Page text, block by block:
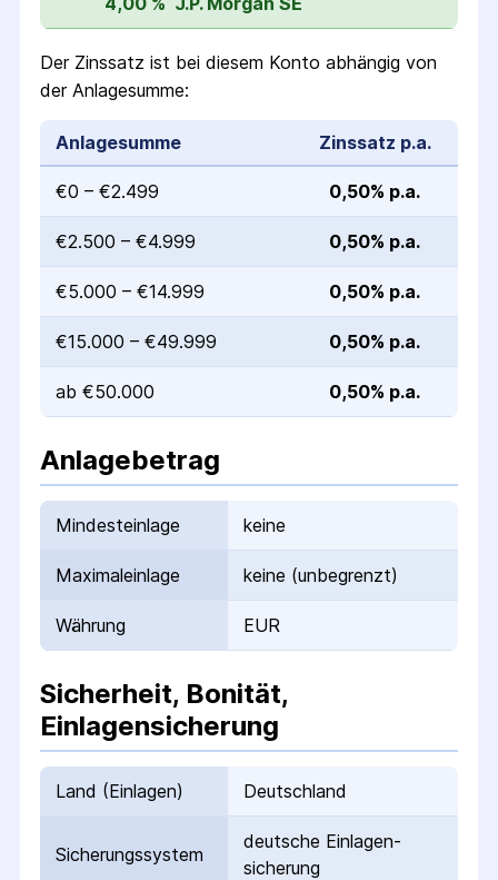
Der Zinssatz ist bei diesem Konto abhängig von
der Anlagesumme:
Anlagesumme Zinssatz p.a.
€0 – €2.499 0,50% p.a.
€2.500 – €4.999 0,50% p.a.
€5.000 – €14.999 0,50% p.a.
€15.000 – €49.999 0,50% p.a.
ab €50.000 0,50% p.a.
Anlagebetrag
Mindesteinlage keine
Maximaleinlage keine (unbegrenzt)
Währung EUR
Sicherheit, Bonität,
Einlagensicherung
Land (Einlagen) Deutschland
Sicherungs­system
deutsche Einlagen­
sicherung